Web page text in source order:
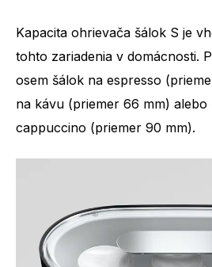
Kapacita ohrievača šálok S je
tohto zariadenia v domácnosti.
osem šálok na espresso
na kávu (priemer 66 mm)
cappuccino (priemer 90 mm).